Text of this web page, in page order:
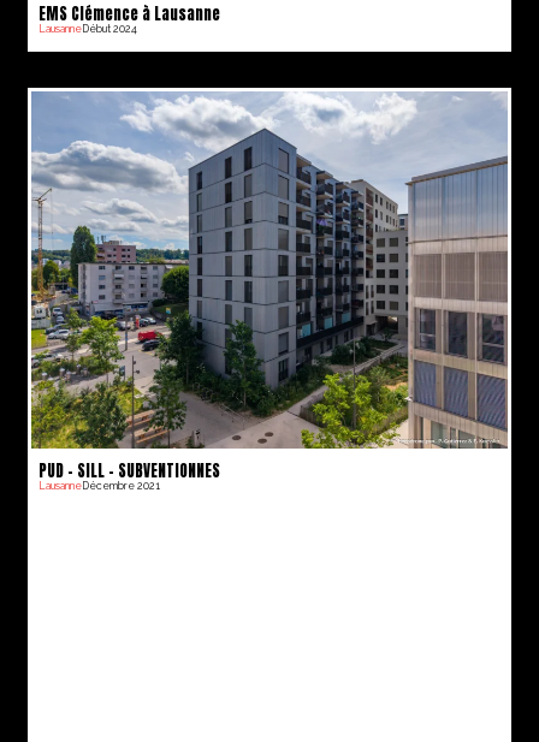
EMS Clémence à Lausanne
LausanneDébut 2024
PUD – SILL – SUBVENTIONNES
LausanneDécembre 2021